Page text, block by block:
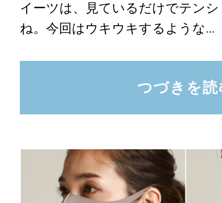
イーツは、見ているだけでテン
ね。今回はウキウキするような...
つづきを読